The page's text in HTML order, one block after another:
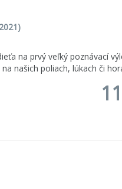
na prvý veľký poznávací
našich poliach, lúkach či